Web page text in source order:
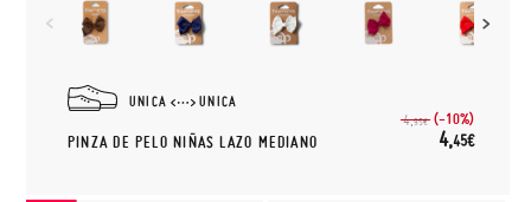
UNICA UNICA
PINZA DE PELO NIÑAS LAZO MEDIANO
4,95€ (-10%)
4,45€